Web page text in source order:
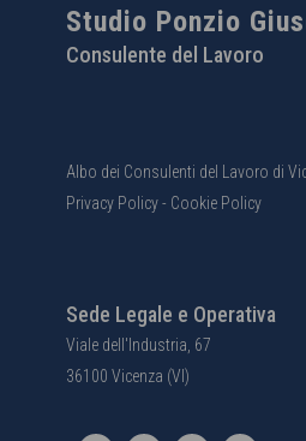
Studio Ponzio
Consulente del Lavoro
Albo dei Consulenti del Lavoro di
Privacy Policy- Cookie Policy
Sede Legale e Operativa
Viale dell'Industria, 67
36100 Vicenza (VI)